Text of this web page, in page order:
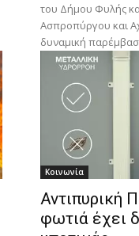
του Δήμου Φυλής
Ασπροπύργου και
δυναμική
Κοινωνία
Αντιπυρική
φωτιά έχει